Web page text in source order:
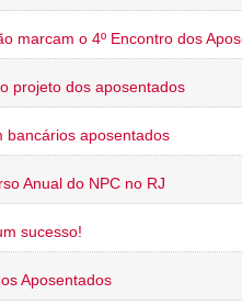
marcam o 4º Encontro dos
projeto dos aposentados
bancários aposentados
Anual do NPC no RJ
sucesso!
Aposentados